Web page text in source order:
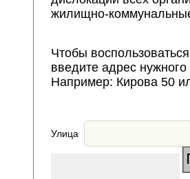
жилищно-
Чтобы
введите адрес
Например: Кирова 50
Улица